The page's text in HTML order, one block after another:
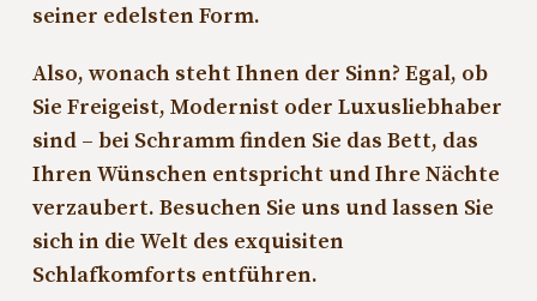
seiner edelsten Form.
Also, wonach steht Ihnen der Sinn? Egal, ob
Sie Freigeist, Modernist oder Luxusliebhaber
sind – bei Schramm finden Sie das Bett, das
Ihren Wünschen entspricht und Ihre Nächte
verzaubert. Besuchen Sie uns und lassen Sie
sich in die Welt des exquisiten
Schlafkomforts entführen.